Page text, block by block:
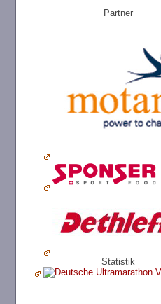
Partner
Statistik